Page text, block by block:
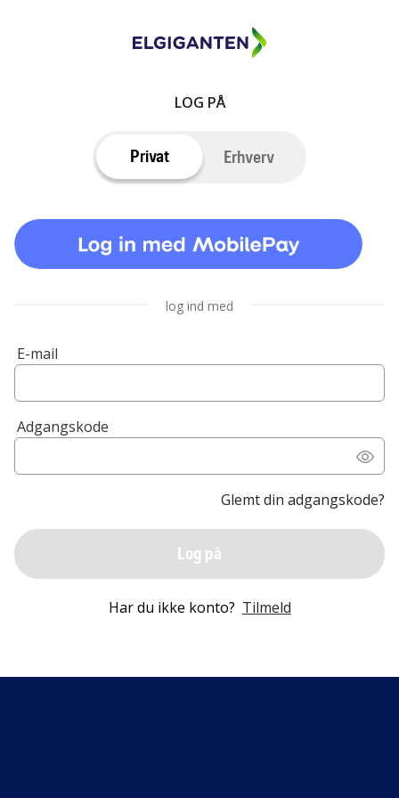
LOG PÅ
Privat Erhverv
log ind med
E-mail
Adgangskode
Glemt din adgangskode?
Log på
Har du ikke konto? Tilmeld